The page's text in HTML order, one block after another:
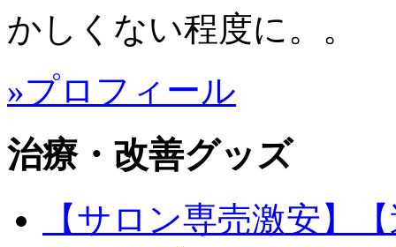
かしくない程度に。。
»プロフィール
治療・改善グッズ
【サロン専売激安】